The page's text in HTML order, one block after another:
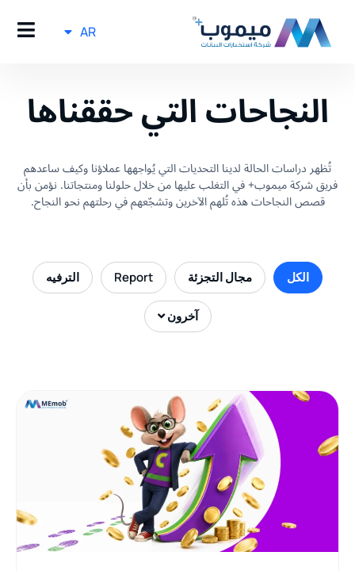
AR
النجاحات التي حققناها
تُظهر دراسات الحالة لدينا التحديات التي يُواجهها عملاؤنا وكيف ساعدهم
فريق شركة ميموب+ في التغلب عليها من خلال حلولنا ومنتجاتنا. نؤمن بأن
قصص النجاحات هذه تُلهم الآخرين وتشجّعهم في رحلتهم نحو النجاح.
الكل مجال التجزئة Report الترفيه
آخرون